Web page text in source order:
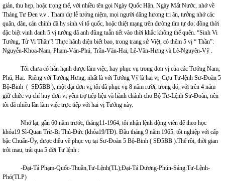
giản, thu hẹp, hoặc trọng thể, với nhiều tên gọi Ngày Quốc Hận, Ngày Mất Nước, nhớ về
Tháng Tư Đen v.v . Tham dự lễ tưởng niệm, mọi người dâng hương tri ân, tưởng nhớ các
quân, dân, cán chính đã hy sinh vì tổ quốc, hoặc thiệt mạng trên đường tìm tự do; đồng thời
đặc biệt vinh danh 5 vị tướng đã anh dũng tuẫn tiết vào thời khắc không thể quên. “Sinh Vi
Tướng, Tử Vi Thần”! Thực hãnh diện biết bao, trong trang sử Việt, có thêm 5 vị “ Thần”:
Nguyễn-Khoa-Nam, Phạm-Văn-Phú, Trần-Văn-Hai, Lê-Văn-Hưng và Lê-Nguyên-Vỹ .
Tôi chưa có hân hạnh được làm việc, hay phục vụ trong đơn vị của các Tướng Nam,
Phú, Hai. Riêng với Tướng Hưng, nhất là với Tướng Vỹ là hai vị Cựu Tư-lệnh Sư-Đoàn 5
Bộ-Binh ( SĐ5BB ), một đại đơn vị, tôi đã phục vụ 8 năm rưỡi; trong đó, với trên 4 năm
giữ chức vụ chỉ huy đơn vị yểm trợ tiếp liệu và hành chánh cho Bộ Tư-Lệnh Sư-Đoàn, nên
tôi đã nhiều lần làm việc trực tiếp với hai vị Tướng này.
Nhớ lại, gần 60 năm trước, tháng11-1964, tôi nhận lệnh động viên để theo học
khóa19 Sĩ-Quan Trừ-Bị Thủ-Đức (khóa19/TĐ). Đầu tháng 9 năm 1965, tốt nghiệp với cấp
bậc Chuẩn-Úy, được điều về phục vụ tại Sư-Đoàn 5 Bộ-Binh ( SĐ5BB ).Thế rồi, thời gian
trôi mau, trải qua 5 đời Tư lệnh :
-Đại-Tá Phạm-Quốc-Thuần,Tư-Lệnh(TL);Đại-Tá Dương-Phún-Sáng:Tư-Lệnh-
Phó(TLP)